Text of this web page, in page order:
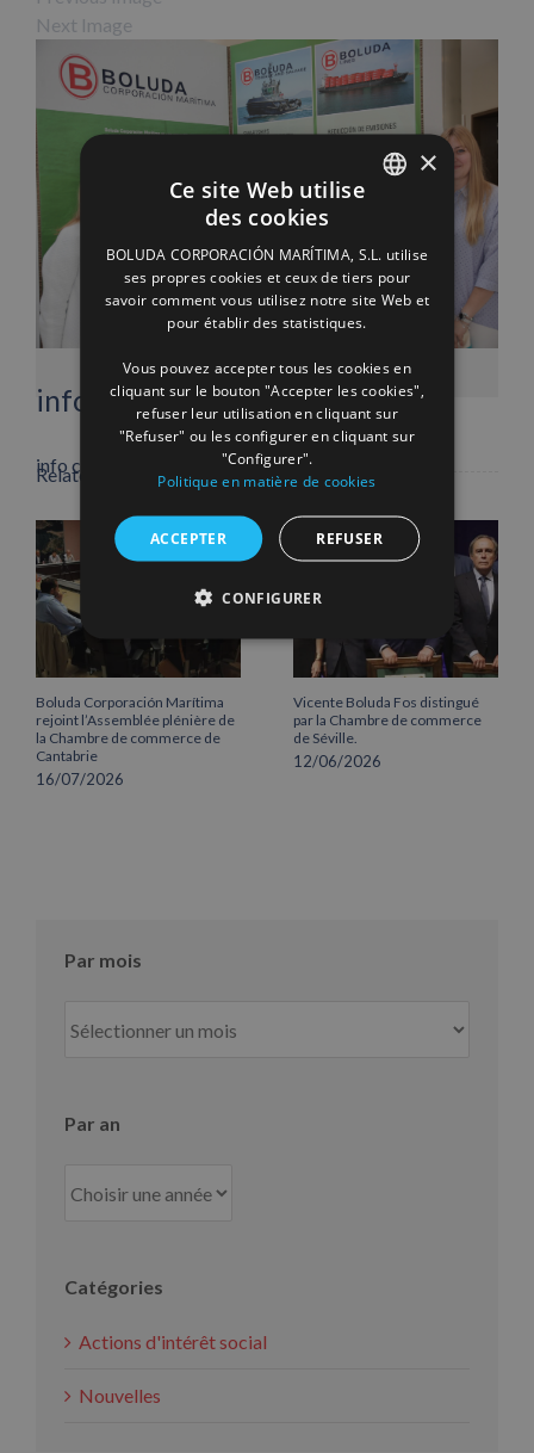
Next Image
info heading
info content
Related Posts
Boluda Corporación Marítima
rejoint l’Assemblée plénière de
la Chambre de commerce de
Cantabrie
16/07/2026
Vicente Boluda Fos distingué
par la Chambre de commerce
de Séville.
12/06/2026
Par mois
mois
Par an
Catégories
Actions d'intérêt social
Nouvelles
ENGLISH
FRENCH
×
Ce site Web utilise
des cookies
BOLUDA CORPORACIÓN MARÍTIMA, S.L. utilise
ses propres cookies et ceux de tiers pour
savoir comment vous utilisez notre site Web et
pour établir des statistiques.
Vous pouvez accepter tous les cookies en
cliquant sur le bouton "Accepter les cookies",
refuser leur utilisation en cliquant sur
"Refuser" ou les configurer en cliquant sur
"Configurer".
Politique en matière de cookies
ACCEPTER REFUSER
CONFIGURER